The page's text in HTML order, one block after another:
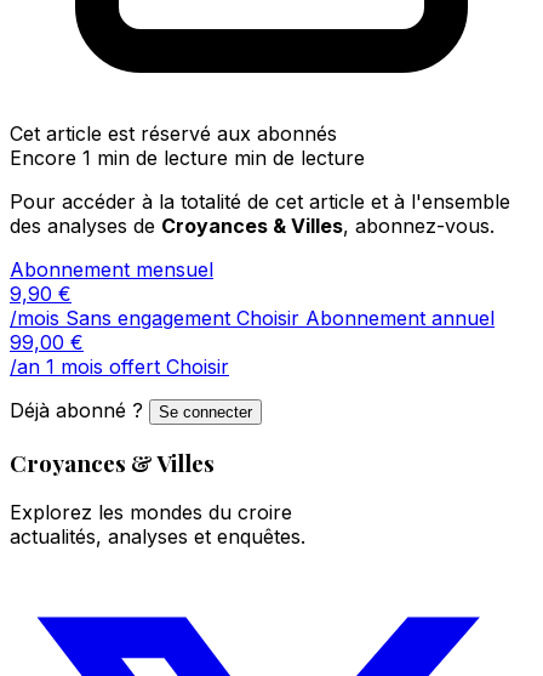
Cet article est réservé aux abonnés
Encore 1 min de lecture min de lecture
Pour accéder à la totalité de cet article et à l'ensemble
des analyses de Croyances & Villes, abonnez-vous.
Abonnement mensuel
9,90 €
/mois Sans engagement Choisir Abonnement annuel
99,00 €
/an 1 mois offert Choisir
Déjà abonné ?
Se connecter
Croyances & Villes
Explorez les mondes du croire
actualités, analyses et enquêtes.